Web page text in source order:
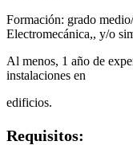
Formación: grado
Electromecánica,, y/o
Al menos, 1 año de
instalaciones en
edificios.
Requisitos: